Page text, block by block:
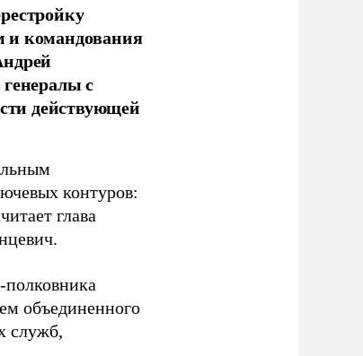
и командования
с
действующей
контуров:
глава
полковника
объединенного
служб,